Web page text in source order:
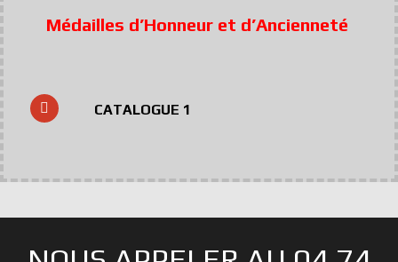
Médailles d’Honneur et d’Ancienneté
CATALOGUE 1